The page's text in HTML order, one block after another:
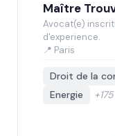
Maître
Avocat(e)
d'experience.
📍 Paris
Droit de la
Energie